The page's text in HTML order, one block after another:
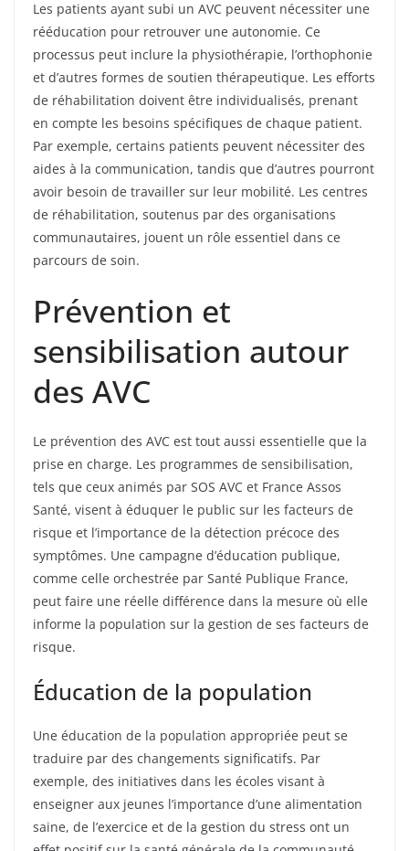
Les patients ayant subi un AVC peuvent nécessiter une
rééducation pour retrouver une autonomie. Ce
processus peut inclure la physiothérapie, l’orthophonie
et d’autres formes de soutien thérapeutique. Les efforts
de réhabilitation doivent être individualisés, prenant
en compte les besoins spécifiques de chaque patient.
Par exemple, certains patients peuvent nécessiter des
aides à la communication, tandis que d’autres pourront
avoir besoin de travailler sur leur mobilité. Les centres
de réhabilitation, soutenus par des organisations
communautaires, jouent un rôle essentiel dans ce
parcours de soin.
Prévention et
sensibilisation autour
des AVC
Le prévention des AVC est tout aussi essentielle que la
prise en charge. Les programmes de sensibilisation,
tels que ceux animés par SOS AVC et France Assos
Santé, visent à éduquer le public sur les facteurs de
risque et l’importance de la détection précoce des
symptômes. Une campagne d’éducation publique,
comme celle orchestrée par Santé Publique France,
peut faire une réelle différence dans la mesure où elle
informe la population sur la gestion de ses facteurs de
risque.
Éducation de la population
Une éducation de la population appropriée peut se
traduire par des changements significatifs. Par
exemple, des initiatives dans les écoles visant à
enseigner aux jeunes l’importance d’une alimentation
saine, de l’exercice et de la gestion du stress ont un